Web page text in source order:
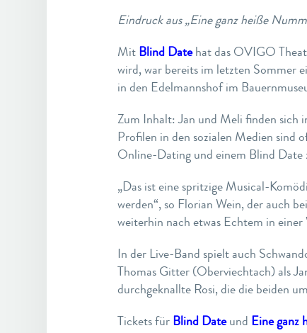
Eindruck aus „Eine ganz heiße
MitBlind Datehat das OVIGO
wird, war bereits im letzten Sommer
in den Edelmannshof im
Zum Inhalt: Jan und Meli finden sich
Profilen in den sozialen Medien sind
Online-Dating und einem Blind Date
„Das ist eine spritzige Musical-
werden“, so Florian Wein, der auch
weiterhin nach etwas Echtem in
In der Live-Band spielt auch
Thomas Gitter (Oberviechtach) als
durchgeknallte Rosi, die die beiden
Tickets fürBlind Dateund Eine ganz